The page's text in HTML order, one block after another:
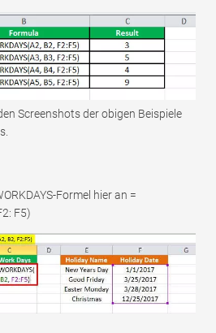
Screenshots der obigen Beispiele
Formel hier an =
F5)